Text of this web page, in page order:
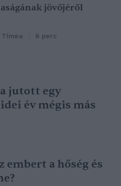
jövőjéről
Tímea 6 perc
jutott egy
év mégis más
a hőség és